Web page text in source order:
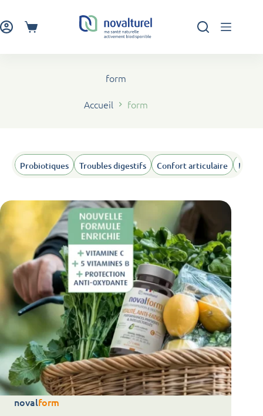
au
contenuPanier
form
Accueil form
Probiotiques Troubles digestifs Confort articulaire
novalform